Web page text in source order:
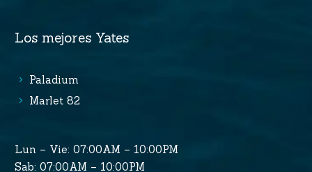
Los mejores Yates
Paladium
Marlet 82
Lun – Vie: 07:00AM – 10:00PM
Sab: 07:00AM – 10:00PM